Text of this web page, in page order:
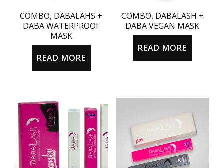
COMBO, DABALAHS +
DABA WATERPROOF
MASK
READ MORE
COMBO, DABALASH +
DABA VEGAN MASK
READ MORE